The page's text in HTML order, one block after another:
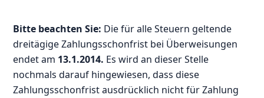
Bitte beachten Sie: Die für alle Steuern geltende
dreitägige Zahlungsschonfrist bei Überweisungen
endet am 13.1.2014. Es wird an dieser Stelle
nochmals darauf hingewiesen, dass diese
Zahlungsschonfrist ausdrücklich nicht für Zahlung